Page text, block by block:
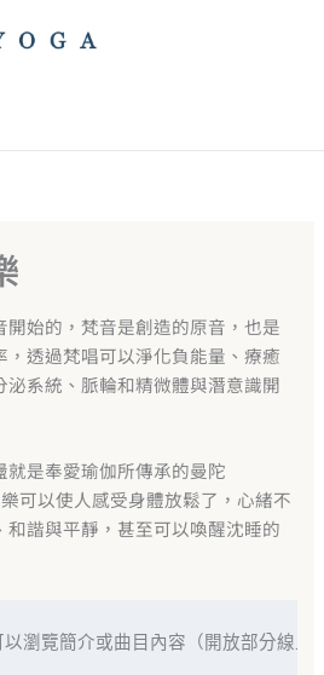
始的，梵音是創造的原音，也是
透過梵唱可以淨化負能量、療癒
系統、脈輪和精微體與潛意識開
是奉愛瑜伽所傳承的曼陀
可以使人感受身體放鬆了，心緒不
諧與平靜，甚至可以喚醒沈睡的
瀏覽簡介或曲目內容（開放部分線